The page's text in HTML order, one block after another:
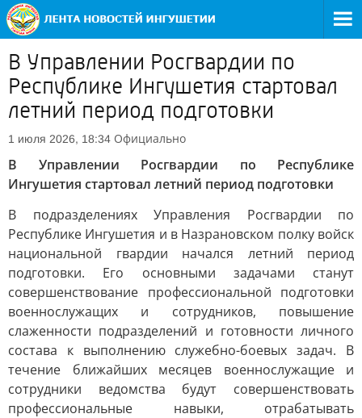
В Управлении Росгвардии по
Республике Ингушетия стартовал
летний период подготовки
1 июля 2026, 18:34 Официально
В Управлении Росгвардии по Республике
Ингушетия стартовал летний период подготовки
В подразделениях Управления Росгвардии по
Республике Ингушетия и в Назрановском полку войск
национальной гвардии начался летний период
подготовки. Его основными задачами станут
совершенствование профессиональной подготовки
военнослужащих и сотрудников, повышение
слаженности подразделений и готовности личного
состава к выполнению служебно-боевых задач. В
течение ближайших месяцев военнослужащие и
сотрудники ведомства будут совершенствовать
профессиональные навыки, отрабатывать